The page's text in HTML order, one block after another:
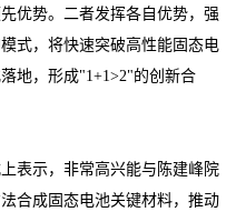
优势。二者发挥各自优势，强
式，将快速突破高性能固态电
地，形成"1+1>2"的创新合
示，非常高兴能与陈建峰院
合成固态电池关键材料，推动